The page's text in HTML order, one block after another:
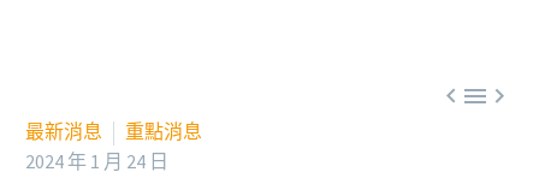

最新消息
重點消息
2024 年 1 月 24 日